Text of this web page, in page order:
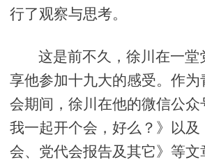
行了观察与思考。
这是前不久，徐川在一堂
享他参加十九大的感受。作为
会期间，徐川在他的微信公
我一起开个会，好么？》以及
会、党代会报告及其它》等文